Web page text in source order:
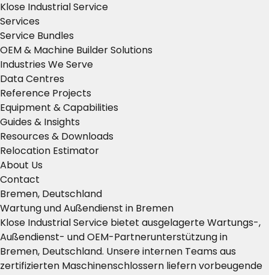
Klose Industrial Service
Services
Service Bundles
OEM & Machine Builder Solutions
Industries We Serve
Data Centres
Reference Projects
Equipment & Capabilities
Guides & Insights
Resources & Downloads
Relocation Estimator
About Us
Contact
Bremen, Deutschland
Wartung und Außendienst in Bremen
Klose Industrial Service bietet ausgelagerte Wartungs-,
Außendienst- und OEM-Partnerunterstützung in
Bremen, Deutschland. Unsere internen Teams aus
zertifizierten Maschinenschlossern liefern vorbeugende